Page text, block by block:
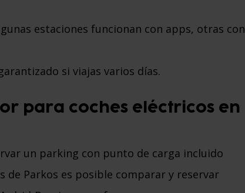
estaciones funcionan con apps, otras con
si viajas varios días.
para coches eléctricos en
un parking con punto de carga incluido
de Parkos es posible comparar y reservar